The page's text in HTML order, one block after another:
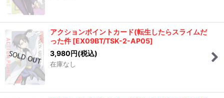
アクションポイントカード(転生したらスライムだ
った件 [EX09BT/TSK-2-AP05]
3,980円(税込)
在庫なし